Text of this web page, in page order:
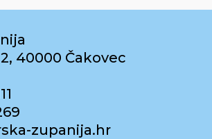
40000 Čakovec
zupanija.hr